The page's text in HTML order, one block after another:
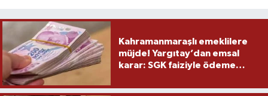
Kahramanmaraşlı emeklilere
müjde! Yargıtay’dan emsal
karar: SGK faiziyle ödeme